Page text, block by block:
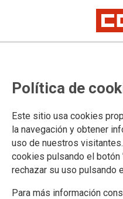
Política de
Este sitio usa cookies
la navegación y obtener
uso de nuestros
cookies pulsando el botón
rechazar su uso pulsando
Para más información
laboral?
Sí, todos sabemos que
por año, pero ¿qué sabes
un pequeño test...
13/03/2012.